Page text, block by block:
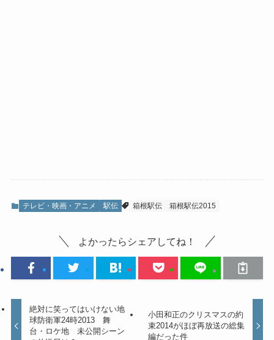
テレビ・映画・アニメ 駅伝 箱根駅伝 箱根駅伝2015
よかったらシェアしてね！
絶対に笑ってはいけない地
球防衛軍24時2013 舞
台・ロケ地 未公開シーン
小田和正のクリスマスの約
束2014がほぼ再放送の総集
編だった件